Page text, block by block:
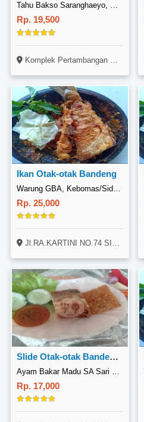
Tahu Bakso Saranghaeyo, Kemanggisan
Rp. 19,500
Komplek Pertambangan Batusari, Jl. Kemanggisan Raya No. 25, Kemanggisan, Jakarta. Sebelah Warung Bp H.sholeh.
Ikan Otak-otak Bandeng
Rp. 25,000
Jl.RA.KARTINI NO.74 SIDOMORO GRESIK
Slide Otak-otak Bandeng Goreng
Rp. 17,000